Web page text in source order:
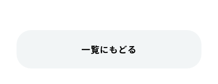
一覧にもどる